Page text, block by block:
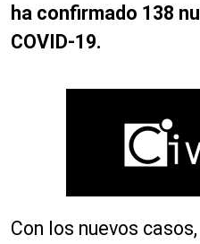
ha confirmado 138
COVID-19.
Con los nuevos casos,